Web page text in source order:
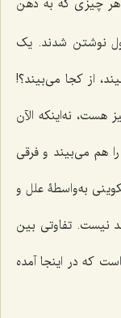
هر چیزی که به ذهن
نوشتن شدند. یک
از کجا می‌بیند؟!
نه‌اینکه الآن
هم می‌بیند و فرقی
به‌واسطۀ علل و
نیست. تفاوتی بین
که در اینجا آمده